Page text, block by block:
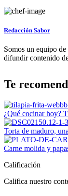
Redacción Sabor
Somos un equipo
difundir contenido
Te
¿Qué cocinar hoy?
Torta de maduro,
Carne molida y
Calificación
Califica nuestro